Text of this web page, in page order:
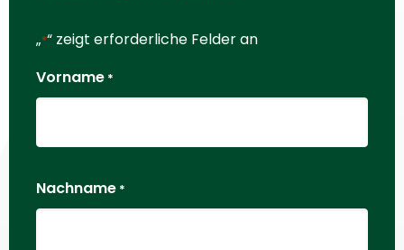
„*“ zeigt erforderliche Felder an
Vorname *
Nachname *